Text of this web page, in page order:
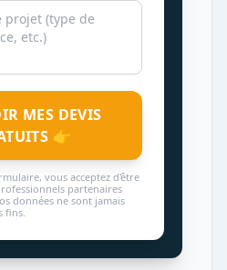
MES DEVIS
👉
vous acceptez d'être
partenaires
données ne sont jamais
fins.